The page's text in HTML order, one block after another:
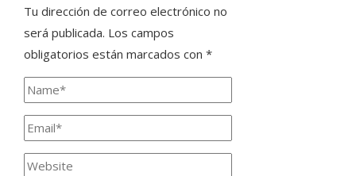
Tu dirección de correo electrónico no
será publicada. Los campos
obligatorios están marcados con *